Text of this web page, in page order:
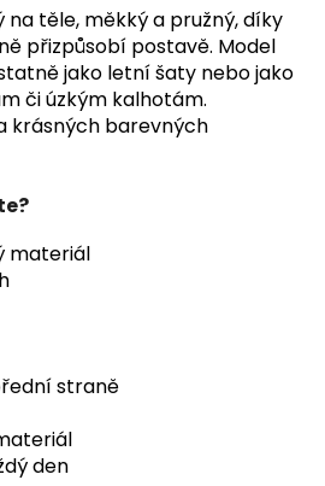
těle, měkký a pružný, díky
přizpůsobí postavě. Model
jako letní šaty nebo jako
či úzkým kalhotám.
krásných barevných
materiál
straně
den